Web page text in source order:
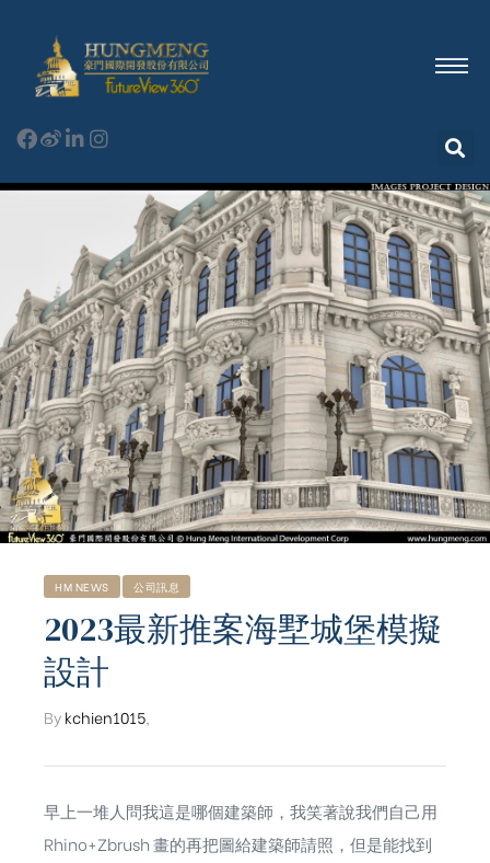
HM NEWS 公司訊息
2023最新推案海墅城堡模擬
設計
Bykchien1015,
早上一堆人問我這是哪個建築師，我笑著說我們自己用
Rhino+Zbrush畫的再把圖給建築師請照，但是能找到